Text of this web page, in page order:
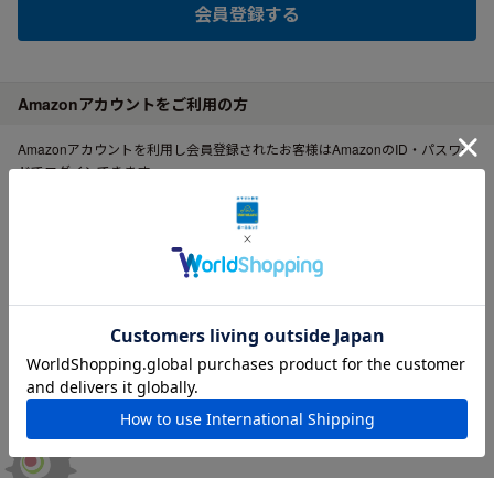
会員登録する
Amazonアカウントをご利用の方
Amazonアカウントを利用し会員登録されたお客様はAmazonのID・パスワー
ドでログインできます。